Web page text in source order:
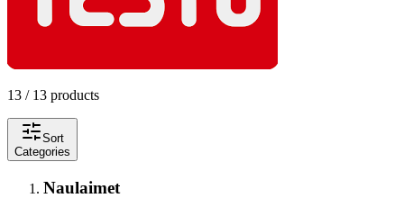
13 / 13 products
Sort
Categories
Naulaimet